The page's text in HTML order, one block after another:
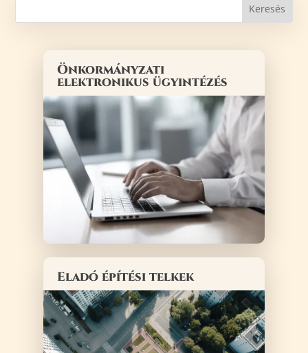
Önkormányzati
elektronikus ügyintézés
Eladó építési telkek